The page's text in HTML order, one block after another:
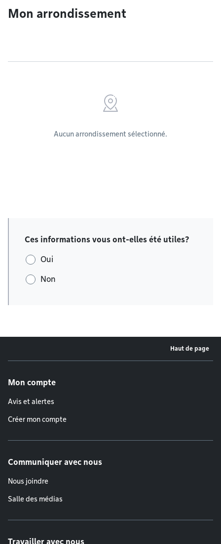
Mon arrondissement
Aucun arrondissement sélectionné.
Ces informations vous ont-elles été utiles?
Oui
Non
Haut de page
Mon compte
Avis et alertes
Créer mon compte
Communiquer avec nous
Nous joindre
Salle des médias
Travailler avec nous